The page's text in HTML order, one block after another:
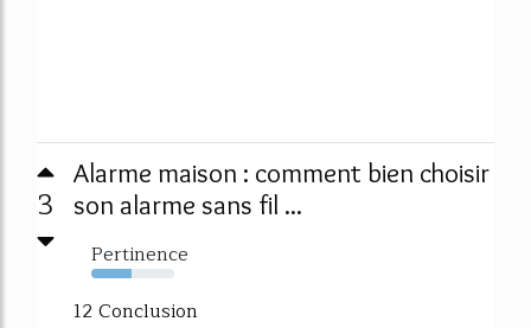
3
Alarme maison : comment bien choisir
son alarme sans fil ...
Pertinence
48%
12 Conclusion